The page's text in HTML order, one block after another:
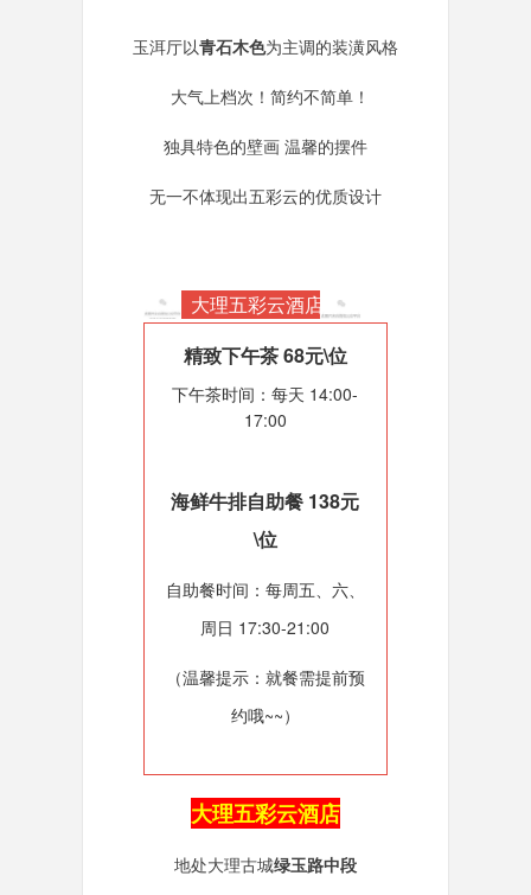
玉洱厅以青石木色为主调的装潢风格
大气上档次！简约不简单！
独具特色的壁画 温馨的摆件
无一不体现出五彩云的优质设计
大理五彩云酒店
精致下午茶68元\位
下午茶时间：每天 14:00-
17:00
海鲜牛排自助餐 138元
\位
自助餐时间：每周五、六、
周日 17:30-21:00
（温馨提示：就餐需提前预
约哦~~）
大理五彩云酒店
地处大理古城绿玉路中段